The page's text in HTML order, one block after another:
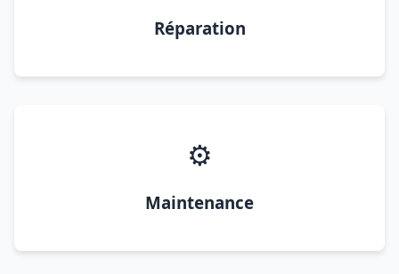
Réparation
⚙️
Maintenance